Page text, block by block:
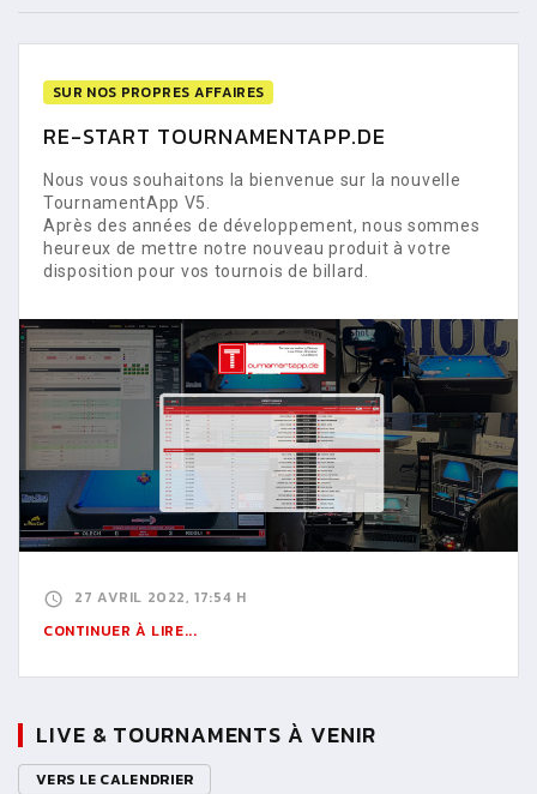
SUR NOS PROPRES AFFAIRES
RE-START TOURNAMENTAPP.DE
Nous vous souhaitons la bienvenue sur la nouvelle
TournamentApp V5.
Après des années de développement, nous sommes
heureux de mettre notre nouveau produit à votre
disposition pour vos tournois de billard.
27 AVRIL 2022, 17:54 H
CONTINUER À LIRE...
LIVE & TOURNAMENTS À VENIR
VERS LE CALENDRIER